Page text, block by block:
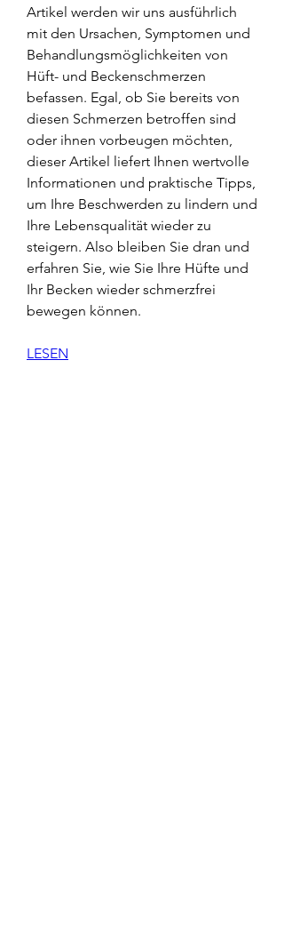
Artikel werden wir uns ausführlich
mit den Ursachen, Symptomen und
Behandlungsmöglichkeiten von
Hüft- und Beckenschmerzen
befassen. Egal, ob Sie bereits von
diesen Schmerzen betroffen sind
oder ihnen vorbeugen möchten,
dieser Artikel liefert Ihnen wertvolle
Informationen und praktische Tipps,
um Ihre Beschwerden zu lindern und
Ihre Lebensqualität wieder zu
steigern. Also bleiben Sie dran und
erfahren Sie, wie Sie Ihre Hüfte und
Ihr Becken wieder schmerzfrei
bewegen können.
LESEN